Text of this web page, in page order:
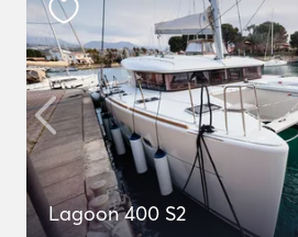
Lagoon 400 S2